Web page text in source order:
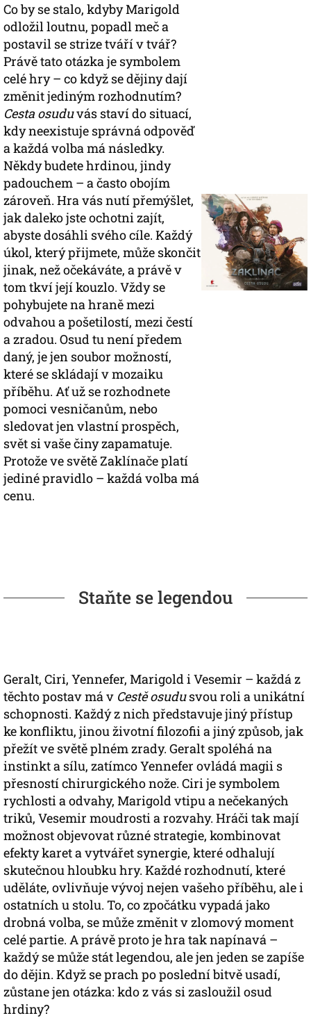
Co by se stalo, kdyby Marigold
odložil loutnu, popadl meč a
postavil se strize tváří v tvář?
Právě tato otázka je symbolem
celé hry – co když se dějiny dají
změnit jediným rozhodnutím?
Cesta osuduvás staví do situací,
kdy neexistuje správná odpověď
a každá volba má následky.
Někdy budete hrdinou, jindy
padouchem – a často obojím
zároveň. Hra vás nutí přemýšlet,
jak daleko jste ochotni zajít,
abyste dosáhli svého cíle. Každý
úkol, který přijmete, může skončit
jinak, než očekáváte, a právě v
tom tkví její kouzlo. Vždy se
pohybujete na hraně mezi
odvahou a pošetilostí, mezi čestí
a zradou. Osud tu není předem
daný, je jen soubor možností,
které se skládají v mozaiku
příběhu. Ať už se rozhodnete
pomoci vesničanům, nebo
sledovat jen vlastní prospěch,
svět si vaše činy zapamatuje.
Protože ve světě Zaklínače platí
jediné pravidlo – každá volba má
cenu.
Staňte se legendou
Geralt, Ciri, Yennefer, Marigold i Vesemir – každá z
těchto postav má v Cestě osudusvou roli a unikátní
schopnosti. Každý z nich představuje jiný přístup
ke konfliktu, jinou životní filozofii a jiný způsob, jak
přežít ve světě plném zrady. Geralt spoléhá na
instinkt a sílu, zatímco Yennefer ovládá magii s
přesností chirurgického nože. Ciri je symbolem
rychlosti a odvahy, Marigold vtipu a nečekaných
triků, Vesemir moudrosti a rozvahy. Hráči tak mají
možnost objevovat různé strategie, kombinovat
efekty karet a vytvářet synergie, které odhalují
skutečnou hloubku hry. Každé rozhodnutí, které
uděláte, ovlivňuje vývoj nejen vašeho příběhu, ale i
ostatních u stolu. To, co zpočátku vypadá jako
drobná volba, se může změnit v zlomový moment
celé partie. A právě proto je hra tak napínavá –
každý se může stát legendou, ale jen jeden se zapíše
do dějin. Když se prach po poslední bitvě usadí,
zůstane jen otázka: kdo z vás si zasloužil osud
hrdiny?